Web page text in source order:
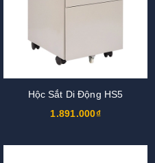
Hộc Sắt Di Động HS5
1.891.000₫